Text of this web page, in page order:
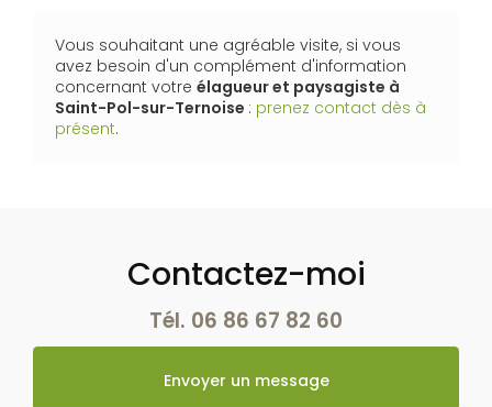
Vous souhaitant une agréable visite, si vous
avez besoin d'un complément d'information
concernant votre élagueur et paysagiste à
Saint-Pol-sur-Ternoise : prenez contact dès à
présent.
Contactez-moi
Tél. 06 86 67 82 60
Envoyer un message